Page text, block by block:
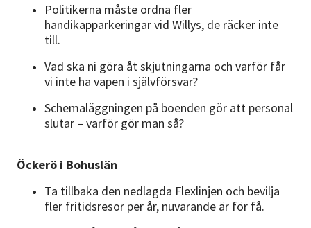
Politikerna måste ordna fler
handikapparkeringar vid Willys, de räcker inte
till.
Vad ska ni göra åt skjutningarna och varför får
vi inte ha vapen i självförsvar?
Schemaläggningen på boenden gör att personal
slutar – varför gör man så?
Öckerö i Bohuslän
Ta tillbaka den nedlagda Flexlinjen och bevilja
fler fritidsresor per år, nuvarande är för få.